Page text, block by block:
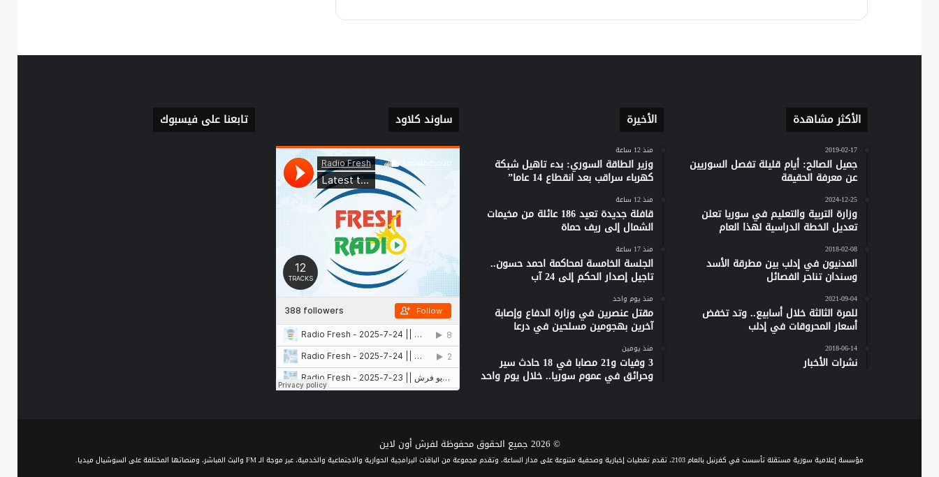
الأكثر مشاهدة
2019-02-17
جميل الصالح: أيام قليلة تفصل السوريين
عن معرفة الحقيقة
2024-12-25
وزارة التربية والتعليم في سوريا تعلن
تعديل الخطة الدراسية لهذا العام
2018-02-08
المدنيون في إدلب بين مطرقة الأسد
وسندان تناحر الفصائل
2021-09-04
للمرة الثالثة خلال أسابيع.. وتد تخفض
أسعار المحروقات في إدلب
2018-06-14
نشرات الأخبار
الأخيرة
منذ 12 ساعة
وزير الطاقة السوري: بدء تاهيل شبكة
كهرباء سراقب بعد انقطاع 14 عاما”
منذ 12 ساعة
قافلة جديدة تعيد 186 عائلة من مخيمات
الشمال إلى ريف حماة
منذ 17 ساعة
الجلسة الخامسة لمحاكمة احمد حسون..
تاجيل إصدار الحكم إلى 24 آب
منذ يوم واحد
مقتل عنصرين في وزارة الدفاع وإصابة
آخرين بهجومين مسلحين في درعا
منذ يومين
3 وفيات و21 مصابا في 18 حادث سير
وحرائق في عموم سوريا.. خلال يوم واحد
ساوند كلاود تابعنا على فيسبوك
© 2026 جميع الحقوق محفوظة لفرش أون لاين
مؤسسة إعلامية سورية مستقلة تأسست في كفرنبل بالعام 2103، تقدم تغطيات إخبارية وصحفية متنوعة على مدار الساعة، وتقدم مجموعة من الباقات البرامجية الحوارية والاجتماعية والخدمية، عبر موجة الـ FM والبث المباشر، ومنصاتها المختلفة على السوشيال ميديا.